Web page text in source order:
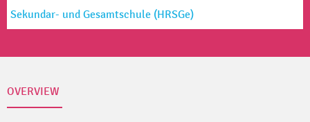
Sekundar- und Gesamtschule (HRSGe)
OVERVIEW